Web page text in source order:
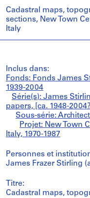
Cadastral maps,
sections, New Town
Italy
Inclus dans:
Fonds: Fonds James
1939-2004
Série(s): James
papers, [ca. 1948-2004?]
Sous-série:
Projet: New Town
Italy, 1970-1987
Personnes et
James Frazer Stirling
Titre:
Cadastral maps,